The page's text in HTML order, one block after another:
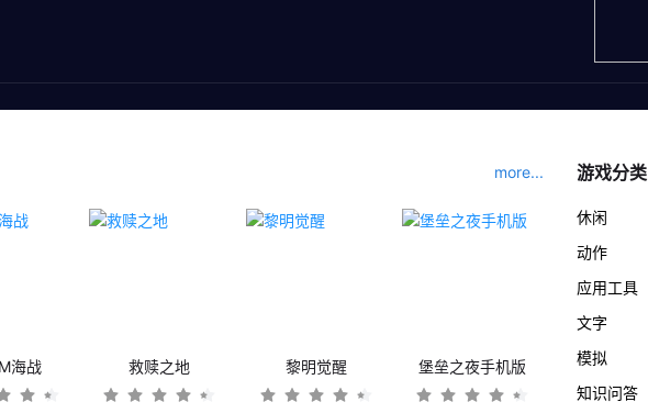
more...
海战 救赎之地 黎明觉醒 堡垒之夜手机版
游戏分类
休闲
动作
应用工具
文字
模拟
知识问答